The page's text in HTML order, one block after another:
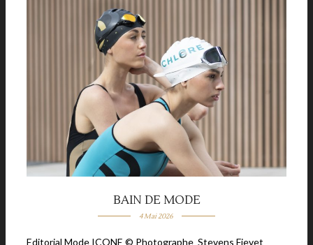
BAIN DE MODE
4 Mai 2026
Editorial Mode ICONE © Photographe Stevens Fievet